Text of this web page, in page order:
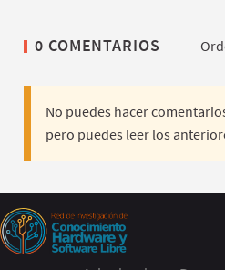
0 COMENTARIOS
No puedes hacer
pero puedes leer los